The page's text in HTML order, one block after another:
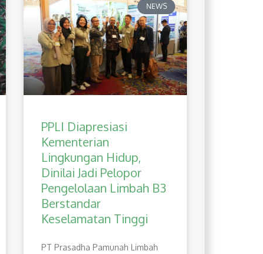
NEWS
PPLI Diapresiasi
Kementerian
Lingkungan Hidup,
Dinilai Jadi Pelopor
Pengelolaan Limbah B3
Berstandar
Keselamatan Tinggi
PT Prasadha Pamunah Limbah